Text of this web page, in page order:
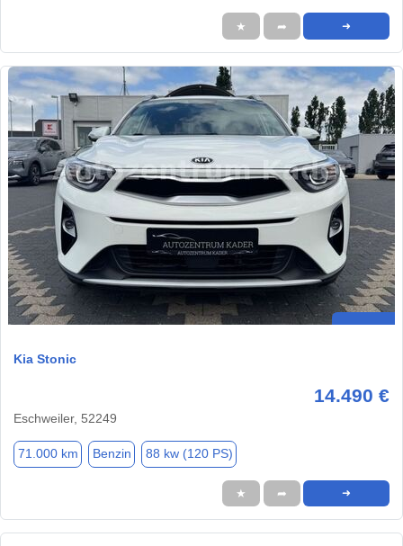
★ ➦ ➜
Kia Stonic
14.490 €
Eschweiler, 52249
71.000 km Benzin 88 kw (120 PS)
★ ➦ ➜